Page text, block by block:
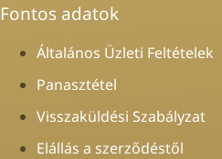
Fontos adatok
Általános Üzleti Feltételek
Panasztétel
Visszaküldési Szabályzat
Elállás a szerződéstől